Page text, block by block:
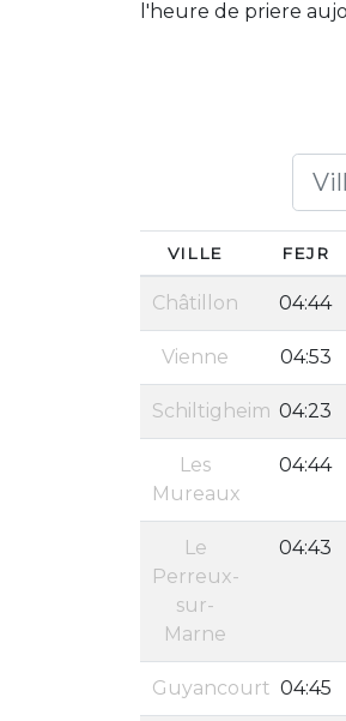
l'heure de priere
VILLE FEJR
Châtillon 04:44
Vienne 04:53
Schiltigheim 04:23
Les
Mureaux
04:44
Le
Perreux-
sur-
Marne
04:43
Guyancourt 04:45